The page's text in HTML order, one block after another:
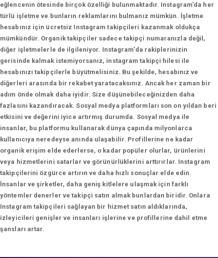
eğlencenin ötesinde birçok özelliği bulunmaktadır. Instagram'da her
türlü işletme ve bunların reklamlarını bulmanız mümkün. İşletme
hesabınız için ücretsiz Instagram takipçileri kazanmak oldukça
mümkündür. Organik takipçiler sadece takipçi numaranızla değil,
diğer işletmelerle de ilgileniyor. Instagram'da rakiplerinizin
gerisinde kalmak istemiyorsanız, instagram takipçi hilesi ile
hesabınızı takipçilerle büyütmelisiniz. Bu şekilde, hesabınız ve
diğerleri arasında bir rekabet yaratacaksınız. Ancak her zaman bir
adım önde olmak daha iyidir. Size düşünebileceğinizden daha
fazlasını kazandıracak. Sosyal medya platformları son on yıldan beri
etkisini ve değerini iyice artırmış durumda. Sosyal medya ile
insanlar, bu platformu kullanarak dünya çapında milyonlarca
kullanıcıya neredeyse anında ulaşabilir. Profillerine ne kadar
organik erişim elde ederlerse, o kadar popüler olurlar, ürünlerini
veya hizmetlerini satarlar ve görünürlüklerini arttırırlar. Instagram
takipçilerini özgürce artırın ve daha hızlı sonuçlar elde edin.
İnsanlar ve şirketler, daha geniş kitlelere ulaşmak için farklı
yöntemler denerler ve takipçi satın almak bunlardan biridir. Onlara
Instagram takipçileri sağlayan bir hizmet satın aldıklarında,
izleyicileri genişler ve insanları işlerine ve profillerine dahil etme
şansları artar.